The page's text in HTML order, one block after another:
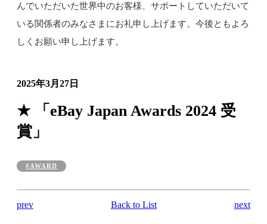
2025年3月27日
★ 「eBay Japan Awards 2024 受
賞」
#AWARD
prev Back to List next
んでいただいた世界中のお客様、サポートしていただいて
いる関係者のみなさまにお礼申し上げます。今後ともよろ
しくお願い申し上げます。